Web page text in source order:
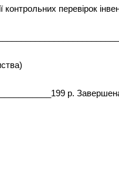
контрольних перевірок
р.